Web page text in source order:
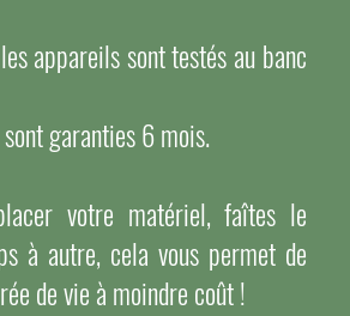
appareils sont testés au banc
garanties 6 mois.
votre matériel, faîtes le
à autre, cela vous permet de
de vie à moindre coût !